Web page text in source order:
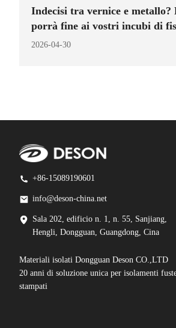
Indecisi tra vernice e metallo?
porrà fine ai vostri incubi di
aiuteremo a scegliere).
2026-04-30
+86-15089190601
info@deson-china.net
Sala 202, edificio n. 1, n. 55, Sanjiang,
Hengli, Dongguan, Guangdong, Cina
Materiali isolati Dongguan Deson CO.,LTD
20 anni di soluzione unica per isolamenti
stampati